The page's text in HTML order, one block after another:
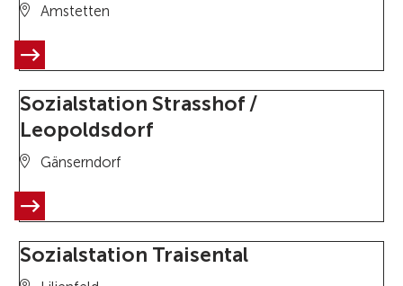
Amstetten
Sozialstation Strasshof /
Leopoldsdorf
Gänserndorf
Sozialstation Traisental